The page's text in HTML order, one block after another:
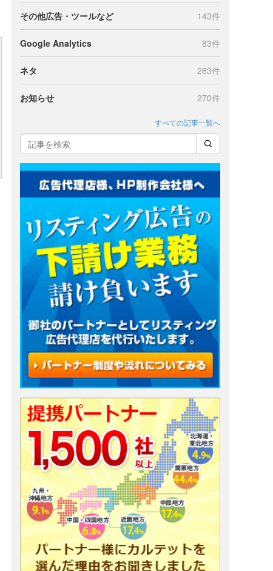
その他広告・ツールなど 143件
Google Analytics 83件
ネタ 283件
お知らせ 270件
すべての記事一覧へ